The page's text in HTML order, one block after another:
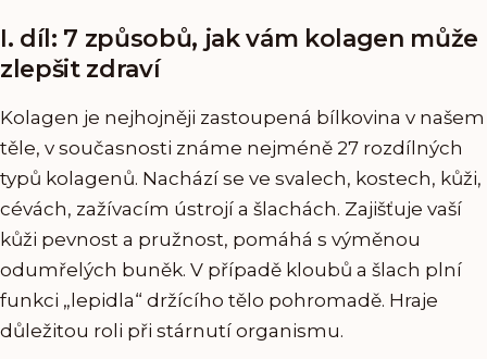
I. díl: 7 způsobů, jak vám kolagen může
zlepšit zdraví
Kolagen je nejhojněji zastoupená bílkovina v našem
těle, v současnosti známe nejméně 27 rozdílných
typů kolagenů. Nachází se ve svalech, kostech, kůži,
cévách, zažívacím ústrojí a šlachách. Zajišťuje vaší
kůži pevnost a pružnost, pomáhá s výměnou
odumřelých buněk. V případě kloubů a šlach plní
funkci „lepidla“ držícího tělo pohromadě. Hraje
důležitou roli při stárnutí organismu.